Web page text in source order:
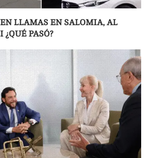
LLAMAS EN SALOMIA, AL
¿QUÉ PASÓ?